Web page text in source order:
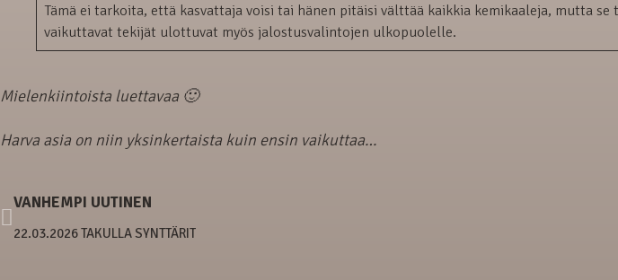
Tämä ei tarkoita, että kasvattaja voisi tai hänen pitäisi välttää kaikkia kemikaaleja, mutta
vaikuttavat tekijät ulottuvat myös jalostusvalintojen ulkopuolelle.
Mielenkiintoista luettavaa 🙂
Harva asia on niin yksinkertaista kuin ensin vaikuttaa…
VANHEMPI UUTINEN
22.03.2026 TAKULLA SYNTTÄRIT